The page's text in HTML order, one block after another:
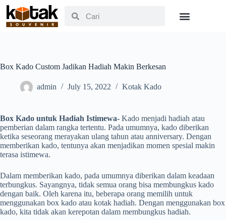
Box Kado Custom Jadikan Hadiah Makin Berkesan
admin July 15, 2022 Kotak Kado
Box Kado untuk Hadiah Istimewa- Kado menjadi hadiah atau
pemberian dalam rangka tertentu. Pada umumnya, kado diberikan
ketika seseorang merayakan ulang tahun atau anniversary. Dengan
memberikan kado, tentunya akan menjadikan momen spesial makin
terasa istimewa.
Dalam memberikan kado, pada umumnya diberikan dalam keadaan
terbungkus. Sayangnya, tidak semua orang bisa membungkus kado
dengan baik. Oleh karena itu, beberapa orang memilih untuk
menggunakan box kado atau kotak hadiah. Dengan menggunakan box
kado, kita tidak akan kerepotan dalam membungkus hadiah.